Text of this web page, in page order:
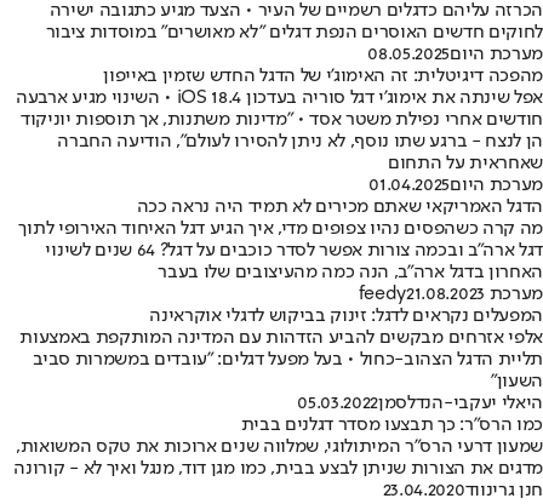
הכרזה עליהם כדגלים רשמיים של העיר • הצעד מגיע כתגובה ישירה
לחוקים חדשים האוסרים הנפת דגלים "לא מאושרים" במוסדות ציבור
מערכת היום08.05.2025
מהפכה דיגיטלית: זה האימוג'י של הדגל החדש שזמין באייפון
אפל שינתה את אימוג'י דגל סוריה בעדכון iOS 18.4 • השינוי מגיע ארבעה
חודשים אחרי נפילת משטר אסד • "מדינות משתנות, אך תוספות יוניקוד
הן לנצח - ברגע שתו נוסף, לא ניתן להסירו לעולם", הודיעה החברה
שאחראית על התחום
מערכת היום01.04.2025
הדגל האמריקאי שאתם מכירים לא תמיד היה נראה ככה
מה קרה כשהפסים נהיו צפופים מדי, איך הגיע דגל האיחוד האירופי לתוך
דגל ארה"ב ובכמה צורות אפשר לסדר כוכבים על דגל? 64 שנים לשינוי
האחרון בדגל ארה"ב, הנה כמה מהעיצובים שלו בעבר
מערכת feedy 21.08.2023
המפעלים נקראים לדגל: זינוק בביקוש לדגלי אוקראינה
אלפי אזרחים מבקשים להביע הזדהות עם המדינה המותקפת באמצעות
תליית הדגל הצהוב-כחול • בעל מפעל דגלים: "עובדים במשמרות סביב
השעון"
היאלי יעקבי-הנדלסמן05.03.2022
כמו הרס"ר: כך תבצעו מסדר דגלנים בבית
שמעון דרעי הרס"ר המיתולוגי, שמלווה שנים ארוכות את טקס המשואות,
מדגים את הצורות שניתן לבצע בבית, כמו מגן דוד, מנגל ואיך לא - קורונה
חנן גרינווד23.04.2020